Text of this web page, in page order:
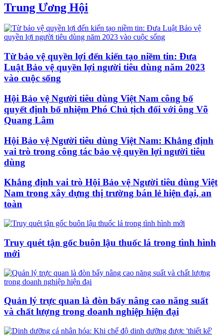
Trung Ương Hội
Từ bảo vệ quyền lợi đến kiến tạo niềm tin: Đưa
Luật Bảo vệ quyền lợi người tiêu dùng năm 2023
vào cuộc sống
Hội Bảo vệ Người tiêu dùng Việt Nam công bố
quyết định bổ nhiệm Phó Chủ tịch đối với ông Võ
Quang Lâm
Hội Bảo vệ Người tiêu dùng Việt Nam: Khẳng định
vai trò trong công tác bảo vệ quyền lợi người tiêu
dùng
Khẳng định vai trò Hội Bảo vệ Người tiêu dùng Việt
Nam trong xây dựng thị trường bán lẻ hiện đại, an
toàn
Truy quét tận gốc buôn lậu thuốc lá trong tình hình
mới
Quản lý trực quan là đòn bẩy nâng cao năng suất
và chất lượng trong doanh nghiệp hiện đại